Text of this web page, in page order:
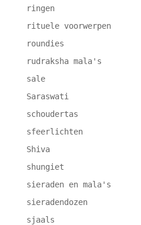
ringen
rituele voorwerpen
roundies
rudraksha mala's
sale
Saraswati
schoudertas
sfeerlichten
Shiva
shungiet
sieraden en mala's
sieradendozen
sjaals